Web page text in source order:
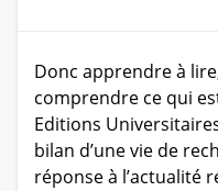
Donc apprendre à
comprendre ce qui
Editions
bilan d’une vie de
réponse à l’actualité